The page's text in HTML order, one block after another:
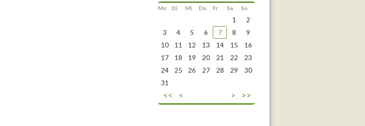
Mo Di Mi Do Fr Sa So
<< < > >>
1
2
3
4 5 6 7 8
9
10
11 12 13 14 15
16
17
18 19 20 21 22
23
24
25 26 27 28 29
30
31